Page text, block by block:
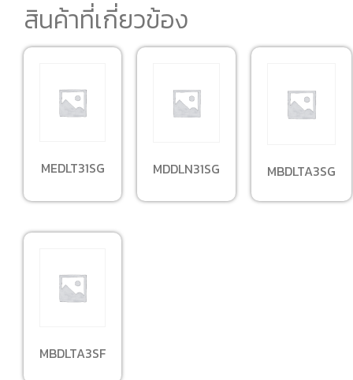
สินค้าที่เกี่ยวข้อง
MEDLT31SG MDDLN31SG MBDLTA3SG
MBDLTA3SF